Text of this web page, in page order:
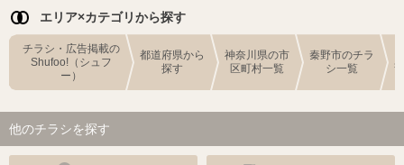
エリア×カテゴリから探す
チラシ・広告掲載の
Shufoo!（シュフ
ー）
都道府県から
探す
神奈川県の市
区町村一覧
秦野市のチラ
シ一覧
他のチラシを探す